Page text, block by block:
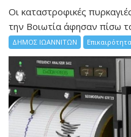
Οι καταστροφικές
την Bοιωτία άφησαν πίσω
ΔΗΜΟΣ ΙΩΑΝΝΙΤΩΝ Επικαιρότητα